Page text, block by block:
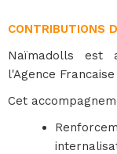
CONTRIBUTIONS
Naïmadolls est
l'Agence
Cet